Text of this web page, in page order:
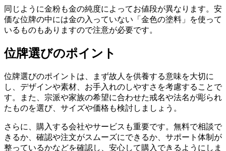
同じように金粉も金の純度によってお値段が異なります。安
価な位牌の中には金の入っていない「金色の塗料」を使って
いるものもありますので注意が必要です。
位牌選びのポイント
位牌選びのポイントは、まず故人を供養する意味を大切に
し、デザインや素材、お手入れのしやすさを考慮することで
す。また、宗派や家族の希望に合わせた戒名や法名が彫られ
たものを選び、サイズや価格も検討しましょう。
さらに、購入する会社やサービスも重要です。無料で相談で
きるか、確認や注文がスムーズにできるか、サポート体制が
整っているかなどを確認し、安心して購入できるようにしま